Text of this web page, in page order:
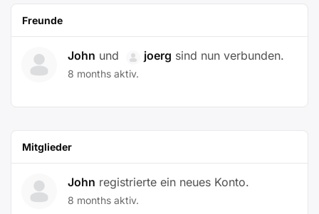
Freunde
John und joerg sind nun verbunden.
8 months aktiv.
Mitglieder
John registrierte ein neues Konto.
8 months aktiv.